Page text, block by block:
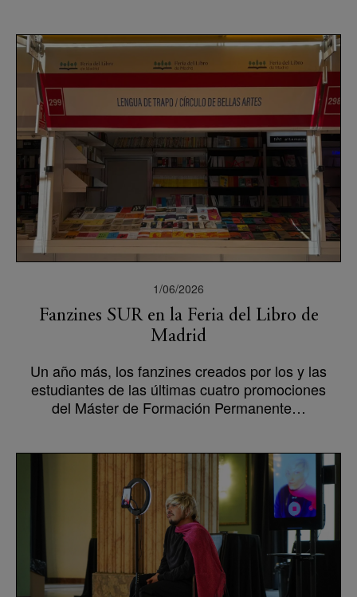
1/06/2026
Fanzines SUR en la Feria del Libro de
Madrid
Un año más, los fanzines creados por los y las
estudiantes de las últimas cuatro promociones
del Máster de Formación Permanente…